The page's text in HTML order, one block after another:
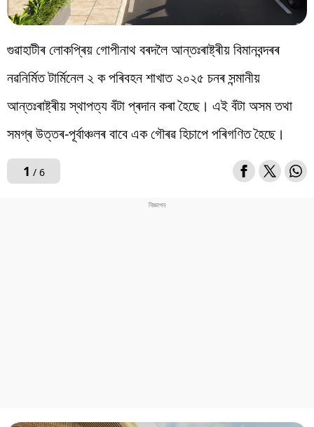
গুৱাহাটীৰ লোকপ্ৰিয় গোপীনাথ বৰদলৈ আন্তঃৰাষ্ট্ৰীয় বিমানবন্দৰৰ
নৱনিৰ্মিত টাৰ্মিনেল ২ ক পৰিবহন শাখাত ২০২৫ চনৰ সন্মানীয়
আন্তঃৰাষ্ট্ৰীয় স্থাপত্য বঁটা প্ৰদান কৰা হৈছে। এই বঁটা অসম তথা
সমগ্ৰ উত্তৰ-পূৰ্বাঞ্চলৰ বাবে এক গৌৰৱ হিচাপে পৰিগণিত হৈছে।
1 / 6